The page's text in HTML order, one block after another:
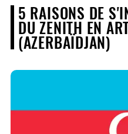
5 RAISONS DE
DU ZENITH EN
(AZERBAÏDJAN)